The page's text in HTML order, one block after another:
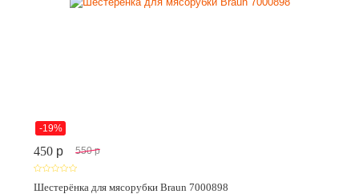
-19%
450 p 550 p
Шестерёнка для мясорубки Braun 7000898